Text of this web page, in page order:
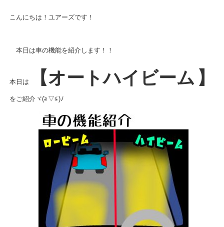
こんにちは！ユアーズです！
本日は車の機能を紹介します！！
本日は 【オートハイビーム 】
をご紹介ヾ(≧▽≦)ﾉ